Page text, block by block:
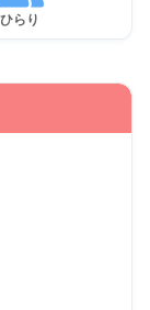
ひらり